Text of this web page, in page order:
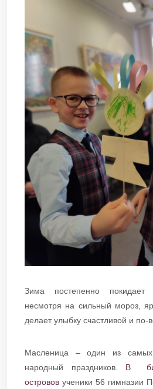
Зима постепенно
несмотря на сильный мороз,
делает улыбку счастливой и по-
Масленица – один из
народный праздников. В
островов ученики 56 гимназии